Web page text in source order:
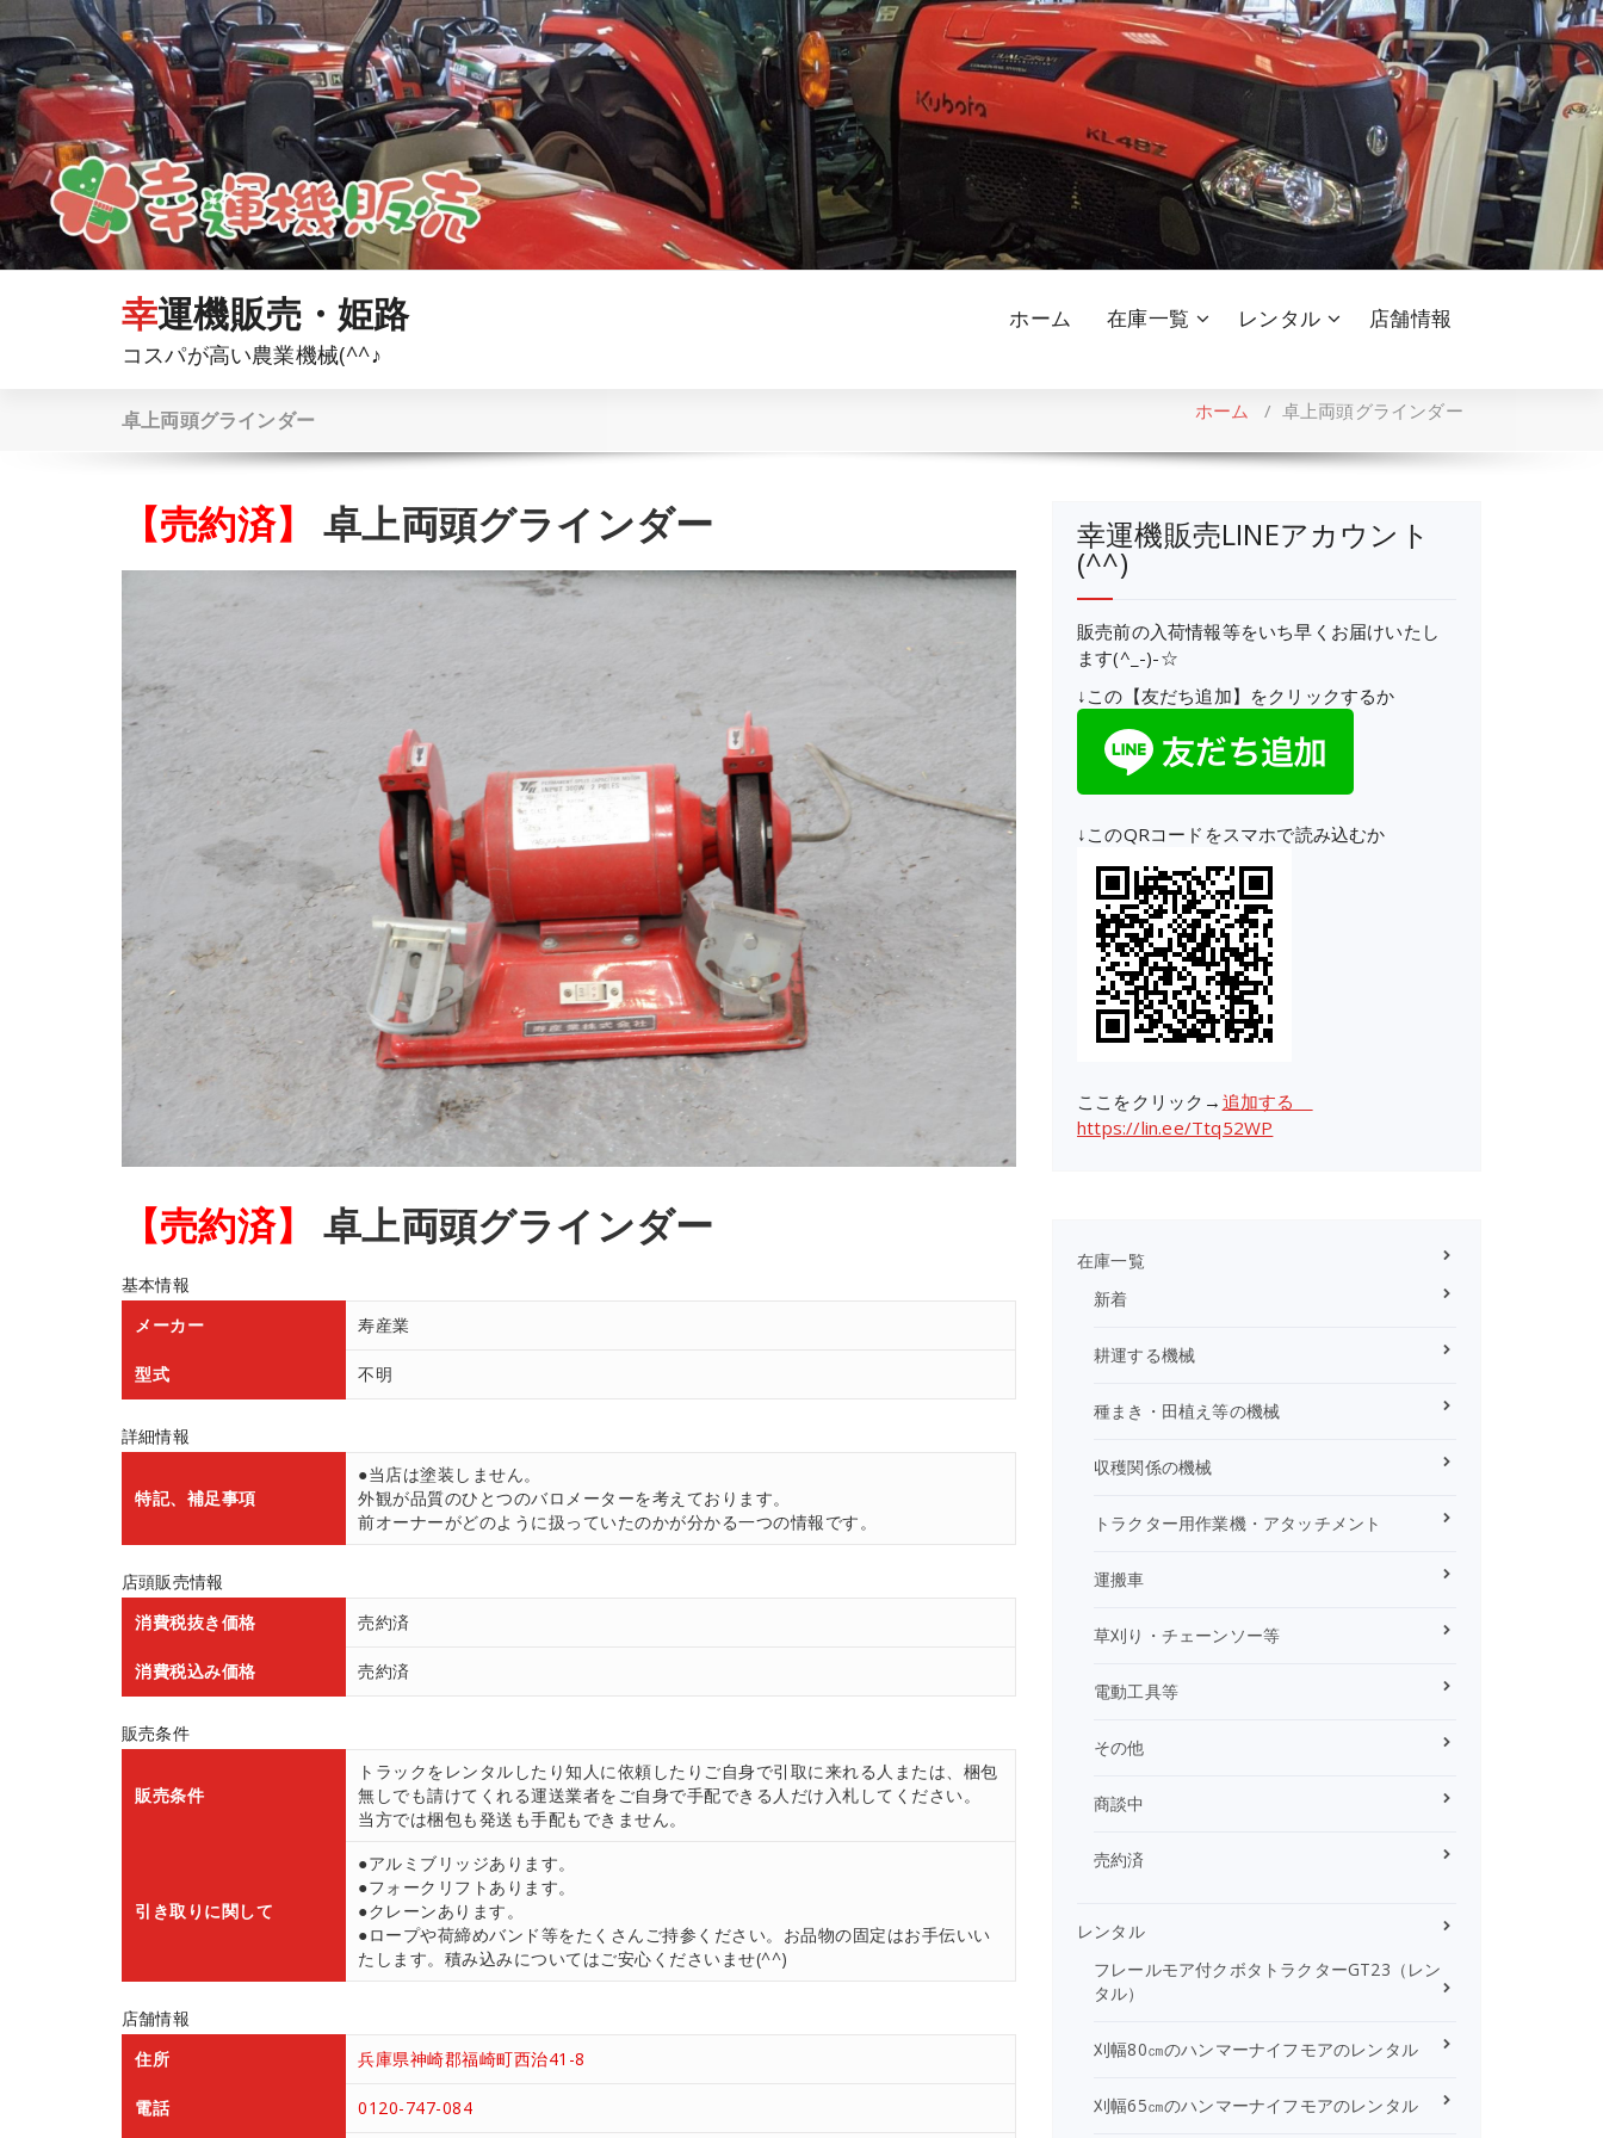
ン
テ
ン
ツ
へ
ス
キ
プ
幸運機販売・姫路
コスパが高い農業機械(^^♪
ホーム 在庫一覧 レンタル 店舗情報
卓上両頭グラインダー ホーム / 卓上両頭グラインダー
【売約済】 卓上両頭グラインダー
【売約済】 卓上両頭グラインダー
基本情報
メーカー
寿産業
型式 不明
詳細情報
特記、補足事項
●当店は塗装しません。
外観が品質のひとつのバロメーターを考えております。
前オーナーがどのように扱っていたのかが分かる一つの情報です。
店頭販売情報
消費税抜き価格
売約済
消費税込み価格 売約済
販売条件
販売条件
トラックをレンタルしたり知人に依頼したりご自身で引取に来れる人または、梱包
無しでも請けてくれる運送業者をご自身で手配できる人だけ入札してください。
当方では梱包も発送も手配もできません。
引き取りに関して
●アルミブリッジあります。
●フォークリフトあります。
●クレーンあります。
●ロープや荷締めバンド等をたくさんご持参ください。お品物の固定はお手伝いい
たします。積み込みについてはご安心くださいませ(^^)
店舗情報
住所
兵庫県神崎郡福崎町西治41-8
電話 0120-747-084
幸運機販売LINEアカウント
(^^)
販売前の入荷情報等をいち早くお届けいたし
ます(^_-)-☆
↓この【友だち追加】をクリックするか
↓このQRコードをスマホで読み込むか
ここをクリック→ 追加する
https://lin.ee/Ttq52WP
在庫一覧
新着
耕運する機械
種まき・田植え等の機械
収穫関係の機械
トラクター用作業機・アタッチメント
運搬車
草刈り・チェーンソー等
電動工具等
その他
商談中
売約済
レンタル
フレールモア付クボタトラクターGT23（レン
タル）
刈幅80㎝のハンマーナイフモアのレンタル
刈幅65㎝のハンマーナイフモアのレンタル